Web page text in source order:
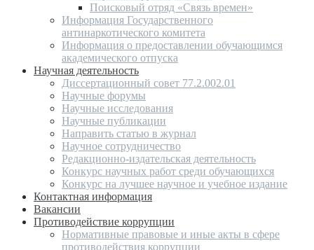
Поисковый отряд «Связь времен»
Информация Государственного
антинаркотического комитета
Информация о предоставлении обучающимся
академического отпуска
Научная деятельность
Диссертационный совет 77.2.002.01
Научные форумы
Научные исследования
Научные публикации
Направить статью в журнал
Научное сотрудничество
Редакционно-издательская деятельность
Конкурс научных работ среди обучающихся
Конкурс на лучшее научное и учебное издание
Контактная информация
Вакансии
Противодействие коррупции
Нормативные правовые и иные акты в сфере
противодействия коррупции